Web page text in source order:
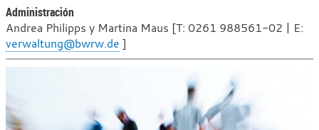
Administración
Andrea Philipps y Martina Maus [T: 0261 988561-02 | E:
verwaltung@bwrw.de ]